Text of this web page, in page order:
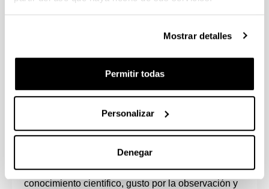
Mostrar detalles
Permitir todas
Personalizar
Denegar
Opción de estudiar varias asignaturas en
adquirir el doble Grado en Física e Ingeniería
Perfil de ingreso
Si eres una persona con vocación de contribuir al
conocimiento científico, gusto por la observación y